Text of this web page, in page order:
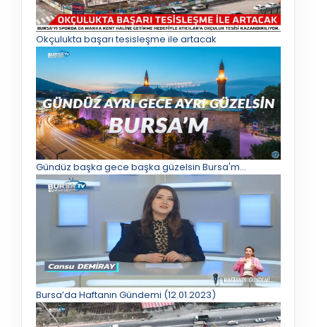
Okçulukta başarı tesisleşme ile artacak
Gündüz başka gece başka güzelsin Bursa'm...
Bursa’da Haftanın Gündemi (12.01.2023)